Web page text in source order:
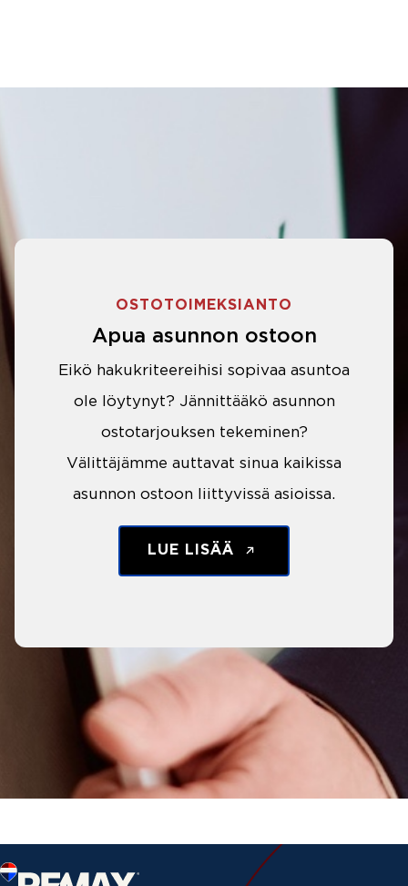
OSTOTOIMEKSIANTO
Apua asunnon ostoon
Eikö hakukriteereihisi sopivaa asuntoa
ole löytynyt? Jännittääkö asunnon
ostotarjouksen tekeminen?
Välittäjämme auttavat sinua kaikissa
asunnon ostoon liittyvissä asioissa.
LUE LISÄÄ